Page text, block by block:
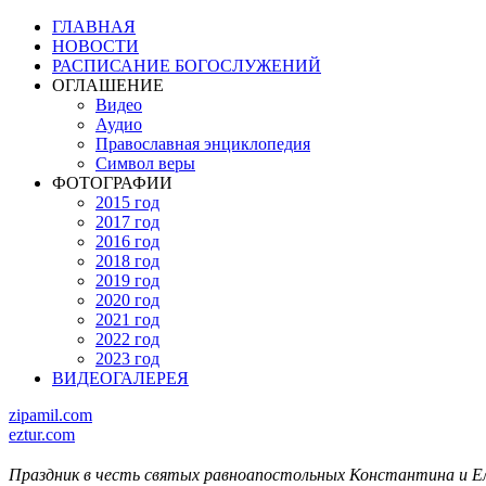
ГЛАВНАЯ
НОВОСТИ
РАСПИСАНИЕ БОГОСЛУЖЕНИЙ
ОГЛАШЕНИЕ
Видео
Аудио
Православная энциклопедия
Символ веры
ФОТОГРАФИИ
2015 год
2017 год
2016 год
2018 год
2019 год
2020 год
2021 год
2022 год
2023 год
ВИДЕОГАЛЕРЕЯ
zipamil.com
eztur.com
Праздник в честь святых равноапостольных Константина и